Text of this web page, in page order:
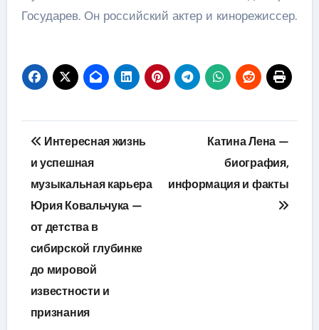
Государев. Он российский актер и кинорежиссер.
Навигация
по
записям
Интересная жизнь
и успешная
музыкальная карьера
Юрия Ковальчука —
от детства в
сибирской глубинке
до мировой
известности и
признания
Катина Лена —
биография,
информация и факты